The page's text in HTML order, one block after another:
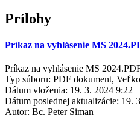
Prílohy
Príkaz na vyhlásenie MS
Príkaz na vyhlásenie MS
Typ súboru: PDF dokument,
Dátum vloženia: 19. 3. 2024 9:22
Dátum poslednej aktualizácie: 19.
Autor: Bc. Peter Siman